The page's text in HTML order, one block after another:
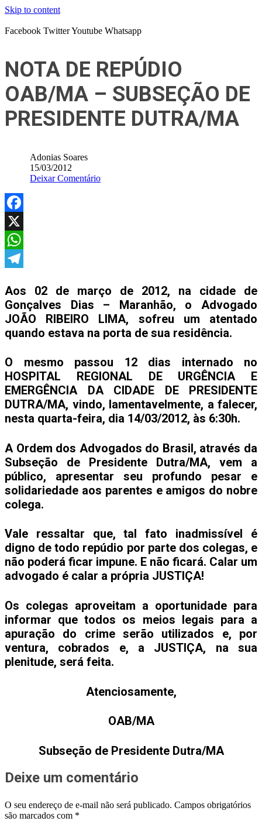
Skip to content
Facebook TwitterYoutube Whatsapp
NOTA DE REPÚDIO
OAB/MA – SUBSEÇÃO DE
PRESIDENTE DUTRA/MA
Adonias Soares
15/03/2012
Deixar Comentário
Facebook
X
WhatsApp
Aos 02 de março de 2012, na cidade de
Gonçalves Dias – Maranhão, o Advogado
JOÃO RIBEIRO LIMA, sofreu um atentado
quando estava na porta de sua residência.
O mesmo passou 12 dias internado no
HOSPITAL REGIONAL DE URGÊNCIA E
EMERGÊNCIA DA CIDADE DE PRESIDENTE
DUTRA/MA, vindo, lamentavelmente, a falecer,
nesta quarta-feira, dia 14/03/2012, às 6:30h.
A Ordem dos Advogados do Brasil, através da
Subseção de Presidente Dutra/MA, vem a
público, apresentar seu profundo pesar e
solidariedade aos parentes e amigos do nobre
colega.
Vale ressaltar que, tal fato inadmissível é
digno de todo repúdio por parte dos colegas, e
não poderá ficar impune. E não ficará. Calar um
advogado é calar a própria JUSTIÇA!
Os colegas aproveitam a oportunidade para
informar que todos os meios legais para a
apuração do crime serão utilizados e, por
ventura, cobrados e, a JUSTIÇA, na sua
plenitude, será feita.
Atenciosamente,
OAB/MA
Subseção de Presidente Dutra/MA
Deixe um comentário
O seu endereço de e-mail não será publicado. Campos obrigatórios
são marcados com *